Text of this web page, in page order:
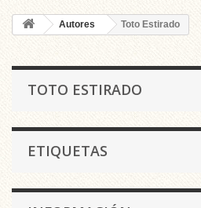
Autores Toto Estirado
TOTO ESTIRADO
ETIQUETAS